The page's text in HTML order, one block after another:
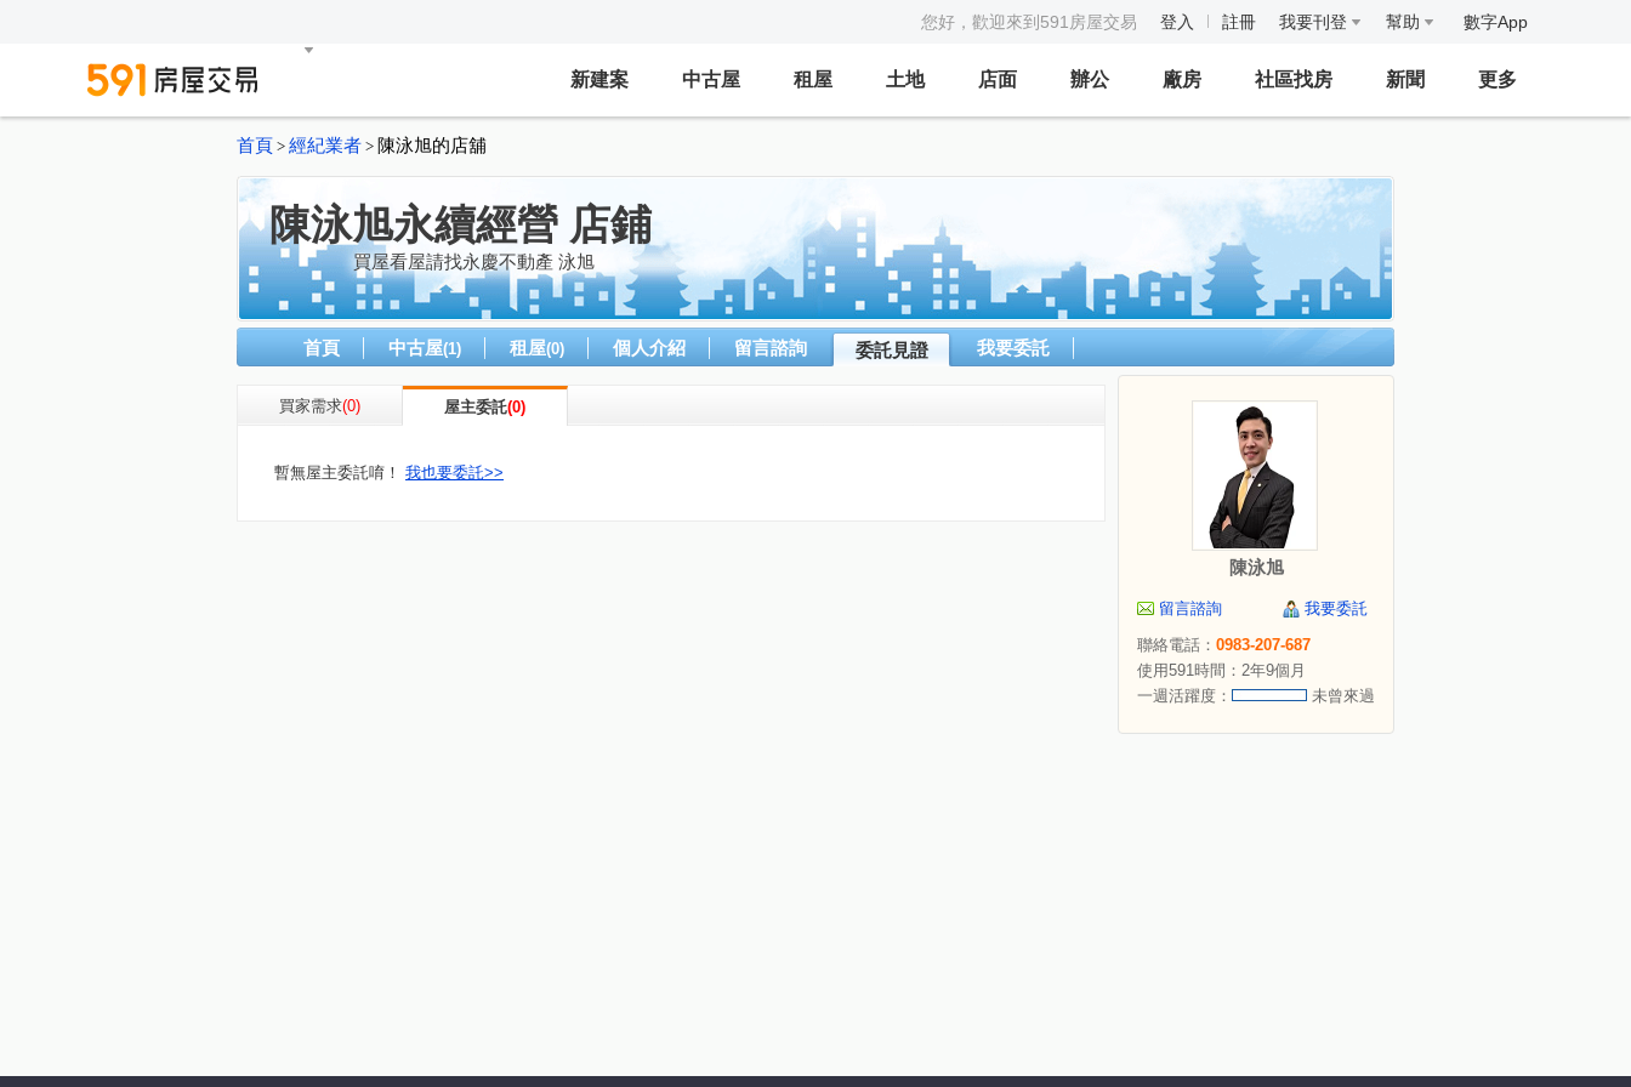
您好，歡迎來到591房屋交易 登入 註冊 我要刊登 幫助 數字App
新建案 中古屋 租屋 土地 店面 辦公 廠房 社區找房 新聞 更多
首頁 > 經紀業者 > 陳泳旭的店舖
陳泳旭永續經營 店鋪
買屋看屋請找永慶不動產 泳旭
首頁 中古屋(1) 租屋(0) 個人介紹 留言諮詢 委託見證 我要委託
買家需求(0) 屋主委託(0)
暫無屋主委託唷！ 我也要委託>>
陳泳旭
留言諮詢
我要委託
聯絡電話： 0983-207-687
使用591時間：2年9個月
一週活躍度：
未曾來過